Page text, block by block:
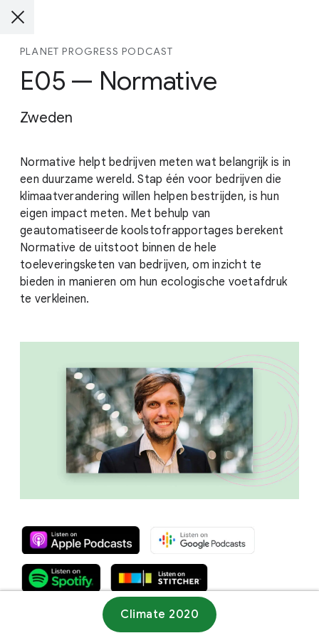
PLANET PROGRESS PODCAST
E05 — Normative
Zweden
Normative helpt bedrijven meten wat belangrijk is in
een duurzame wereld. Stap één voor bedrijven die
klimaatverandering willen helpen bestrijden, is hun
eigen impact meten. Met behulp van
geautomatiseerde koolstofrapportages berekent
Normative de uitstoot binnen de hele
toeleveringsketen van bedrijven, om inzicht te
bieden in manieren om hun ecologische voetafdruk
te verkleinen.
Climate 2020